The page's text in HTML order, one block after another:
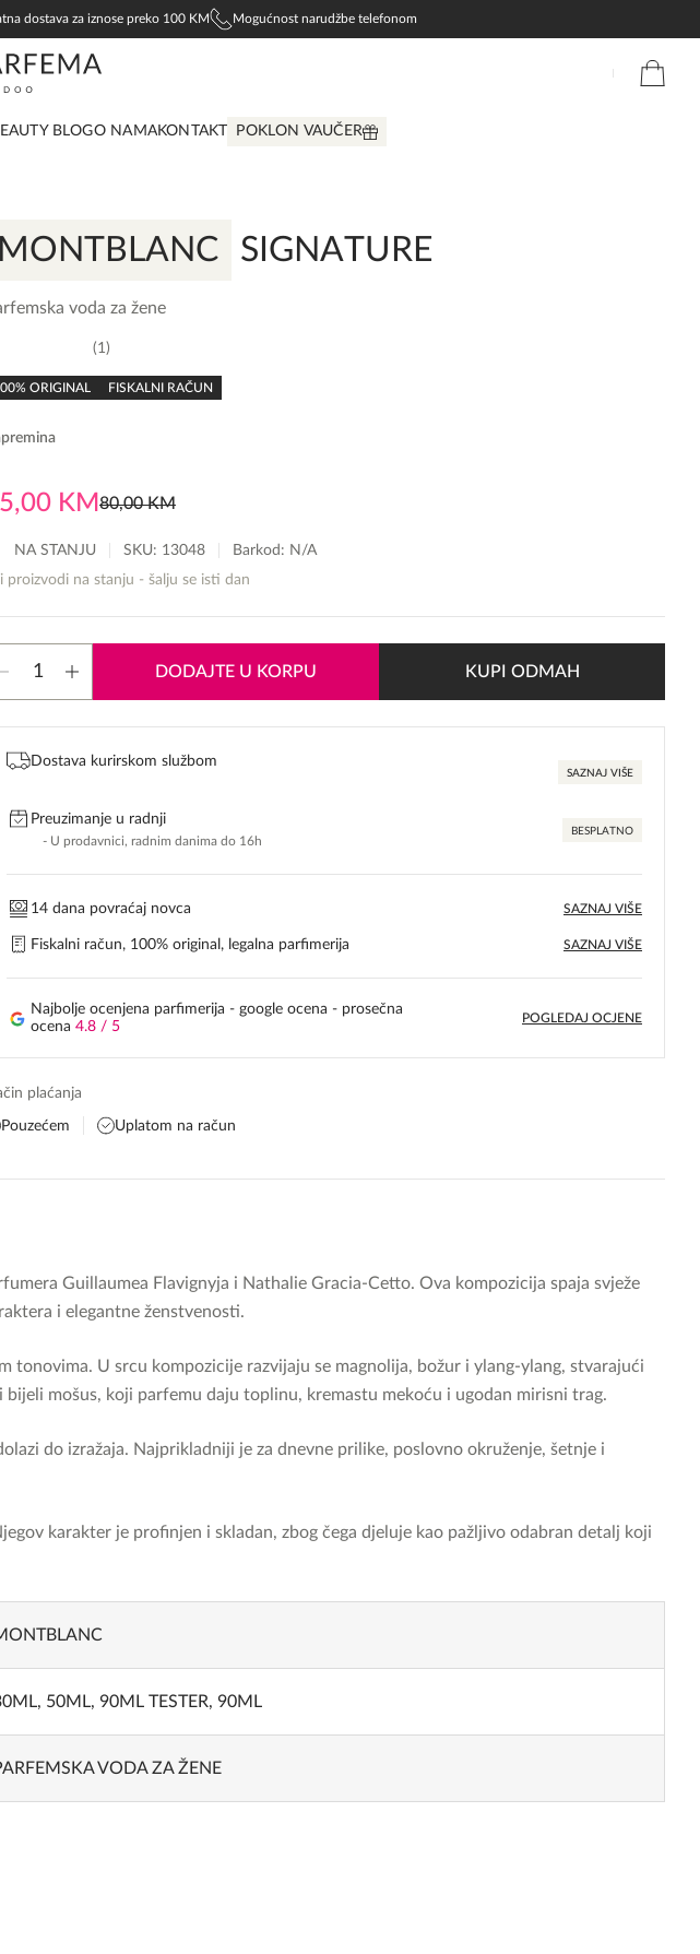
dostava za iznose preko 100 KM Mogućnost narudžbe telefonom
BLOGO NAMAKONTAKT POKLON VAUČER
MONTBLANC SIGNATURE
voda za žene
1
ORIGINAL FISKALNI RAČUN
80,00KM
KM.
KM
KM.
NA STANJU SKU: 13048
Barkod: N/A
proizvodi na stanju - šalju se isti dan
MontBlanc
DODAJTE U KORPU KUPI ODMAH
Dostava kurirskom službom
SAZNAJ VIŠE
Preuzimanje u radnji
- U prodavnici, radnim danima do 16h
BESPLATNO
14 dana povraćaj novca SAZNAJ VIŠE
Fiskalni račun, 100% original, legalna parfimerija SAZNAJ VIŠE
Najbolje ocenjena parfimerija - google ocena - prosečna
ocena 4.8 / 5
POGLEDAJ OCJENE
plaćanja
Pouzećem Uplatom na račun
Guillaumea Flavignyja i Nathalie Gracia-Cetto. Ova kompozicija spaja svježe
i elegantne ženstvenosti.
U srcu kompozicije razvijaju se magnolija, božur i ylang-ylang, stvarajući
mošus, koji parfemu daju toplinu, kremastu mekoću i ugodan mirisni trag.
do izražaja. Najprikladniji je za dnevne prilike, poslovno okruženje, šetnje i
karakter je profinjen i skladan, zbog čega djeluje kao pažljivo odabran detalj koji
50ML, 90ML TESTER, 90ML
VODA ZA ŽENE